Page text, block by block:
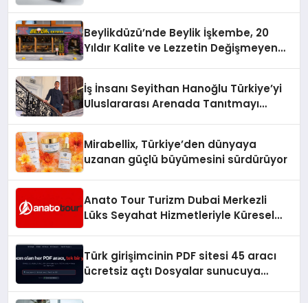
Beylikdüzü’nde Beylik İşkembe, 20
Yıldır Kalite ve Lezzetin Değişmeyen
İş İnsanı Seyithan Hanoğlu Türkiye’yi
Uluslararası Arenada Tanıtmayı
Mirabellix, Türkiye’den dünyaya
uzanan güçlü büyümesini sürdürüyor
Anato Tour Turizm Dubai Merkezli
Lüks Seyahat Hizmetleriyle Küresel
Türk girişimcinin PDF sitesi 45 aracı
ücretsiz açtı Dosyalar sunucuya